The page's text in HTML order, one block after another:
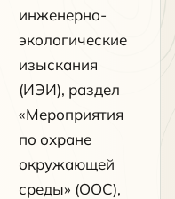
инженерно-
экологические
изыскания
(ИЭИ), раздел
«Мероприятия
по охране
окружающей
среды» (ООС),